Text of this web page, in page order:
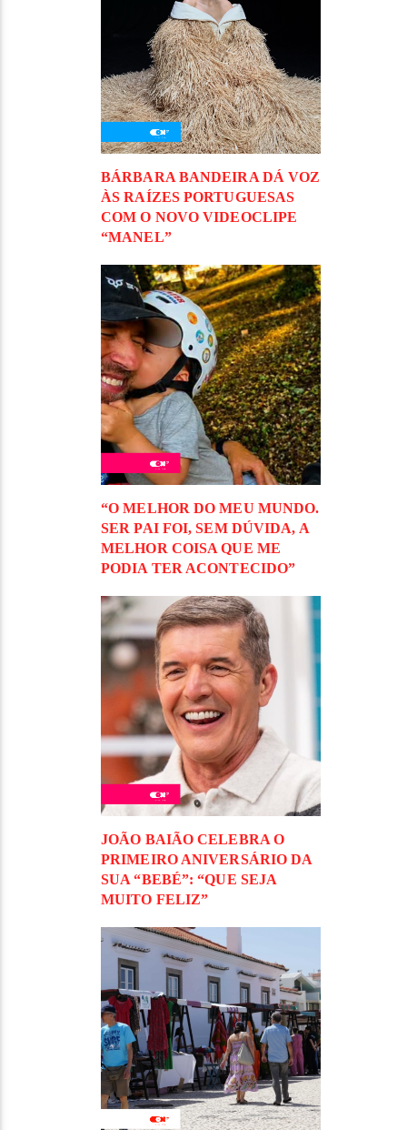
BÁRBARA BANDEIRA DÁ VOZ
ÀS RAÍZES PORTUGUESAS
COM O NOVO VIDEOCLIPE
“MANEL”
“O MELHOR DO MEU MUNDO.
SER PAI FOI, SEM DÚVIDA, A
MELHOR COISA QUE ME
PODIA TER ACONTECIDO”
JOÃO BAIÃO CELEBRA O
PRIMEIRO ANIVERSÁRIO DA
SUA “BEBÉ”: “QUE SEJA
MUITO FELIZ”